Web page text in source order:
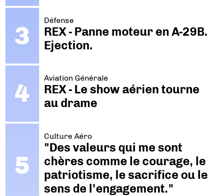
Défense
REX - Panne moteur en A-29B.
Ejection.
Aviation Générale
REX - Le show aérien tourne
au drame
Culture Aéro
"Des valeurs qui me sont
chères comme le courage, le
patriotisme, le sacrifice ou le
sens de l’engagement."